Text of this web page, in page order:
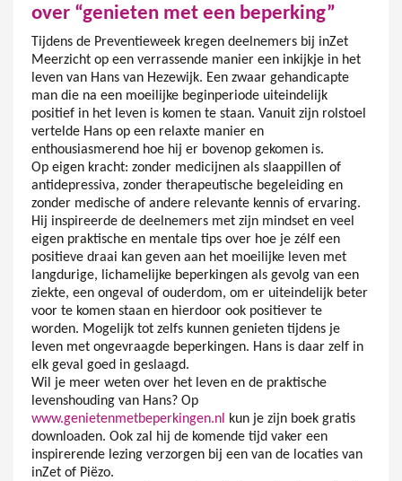
over “genieten met een beperking”
Tijdens de Preventieweek kregen deelnemers bij inZet
Meerzicht op een verrassende manier een inkijkje in het
leven van Hans van Hezewijk. Een zwaar gehandicapte
man die na een moeilijke beginperiode uiteindelijk
positief in het leven is komen te staan. Vanuit zijn rolstoel
vertelde Hans op een relaxte manier en
enthousiasmerend hoe hij er bovenop gekomen is.
Op eigen kracht: zonder medicijnen als slaappillen of
antidepressiva, zonder therapeutische begeleiding en
zonder medische of andere relevante kennis of ervaring.
Hij inspireerde de deelnemers met zijn mindset en veel
eigen praktische en mentale tips over hoe je zélf een
positieve draai kan geven aan het moeilijke leven met
langdurige, lichamelijke beperkingen als gevolg van een
ziekte, een ongeval of ouderdom, om er uiteindelijk beter
voor te komen staan en hierdoor ook positiever te
worden. Mogelijk tot zelfs kunnen genieten tijdens je
leven met ongevraagde beperkingen. Hans is daar zelf in
elk geval goed in geslaagd.
Wil je meer weten over het leven en de praktische
levenshouding van Hans? Op
www.genietenmetbeperkingen.nl
kun je zijn boek gratis
downloaden. Ook zal hij de komende tijd vaker een
inspirerende lezing verzorgen bij een van de locaties van
inZet of Piëzo.